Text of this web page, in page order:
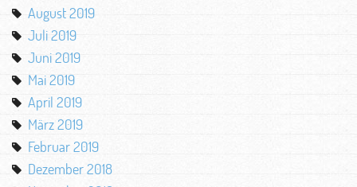
August 2019
Juli 2019
Juni 2019
Mai 2019
April 2019
März 2019
Februar 2019
Dezember 2018